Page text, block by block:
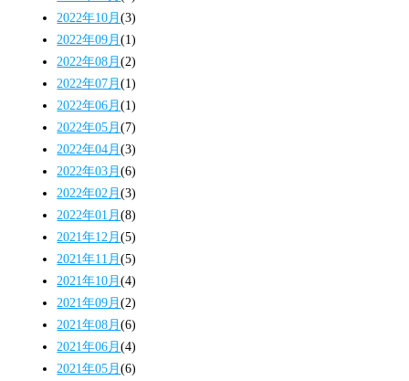
2022年10月(3)
2022年09月(1)
2022年08月(2)
2022年07月(1)
2022年06月(1)
2022年05月(7)
2022年04月(3)
2022年03月(6)
2022年02月(3)
2022年01月(8)
2021年12月(5)
2021年11月(5)
2021年10月(4)
2021年09月(2)
2021年08月(6)
2021年06月(4)
2021年05月(6)